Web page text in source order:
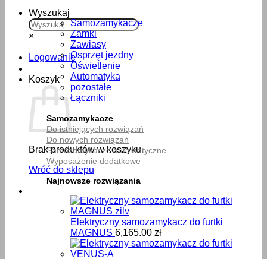
Wyszukaj
×
Logowanie
Koszyk
Brak produktów w koszyku.
Wróć do sklepu
Samozamykacze
Zamki
Zawiasy
Osprzęt jezdny
Oświetlenie
Automatyka
pozostałe
Łączniki
Samozamykacze
Do istniejących rozwiązań
Do nowych rozwiązań
Samozamykacze automatyczne
Wyposażenie dodatkowe
Najnowsze rozwiązania
Elektryczny samozamykacz do furtki
MAGNUS 6,165.00 zł